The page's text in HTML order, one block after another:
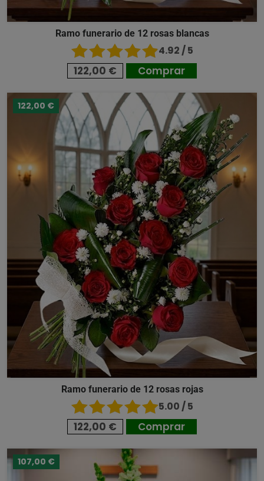
Ramo funerario de 12 rosas blancas
4.92 / 5
122,00 € Comprar
122,00 €
Ramo funerario de 12 rosas rojas
5.00 / 5
122,00 € Comprar
107,00 €